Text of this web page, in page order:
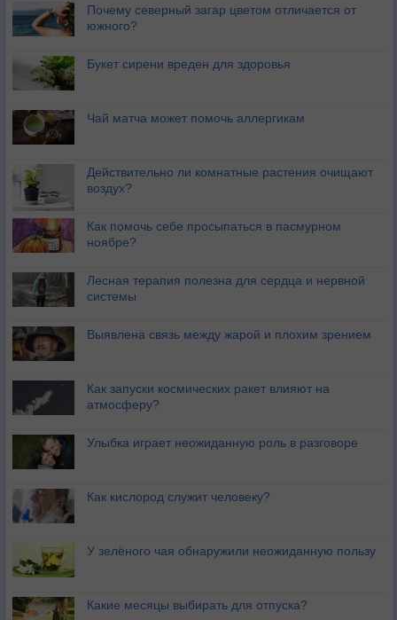
Почему северный загар цветом отличается от
южного?
Букет сирени вреден для здоровья
Чай матча может помочь аллергикам
Действительно ли комнатные растения очищают
воздух?
Как помочь себе просыпаться в пасмурном
ноябре?
Лесная терапия полезна для сердца и нервной
системы
Выявлена связь между жарой и плохим зрением
Как запуски космических ракет влияют на
атмосферу?
Улыбка играет неожиданную роль в разговоре
Как кислород служит человеку?
У зелёного чая обнаружили неожиданную пользу
Какие месяцы выбирать для отпуска?